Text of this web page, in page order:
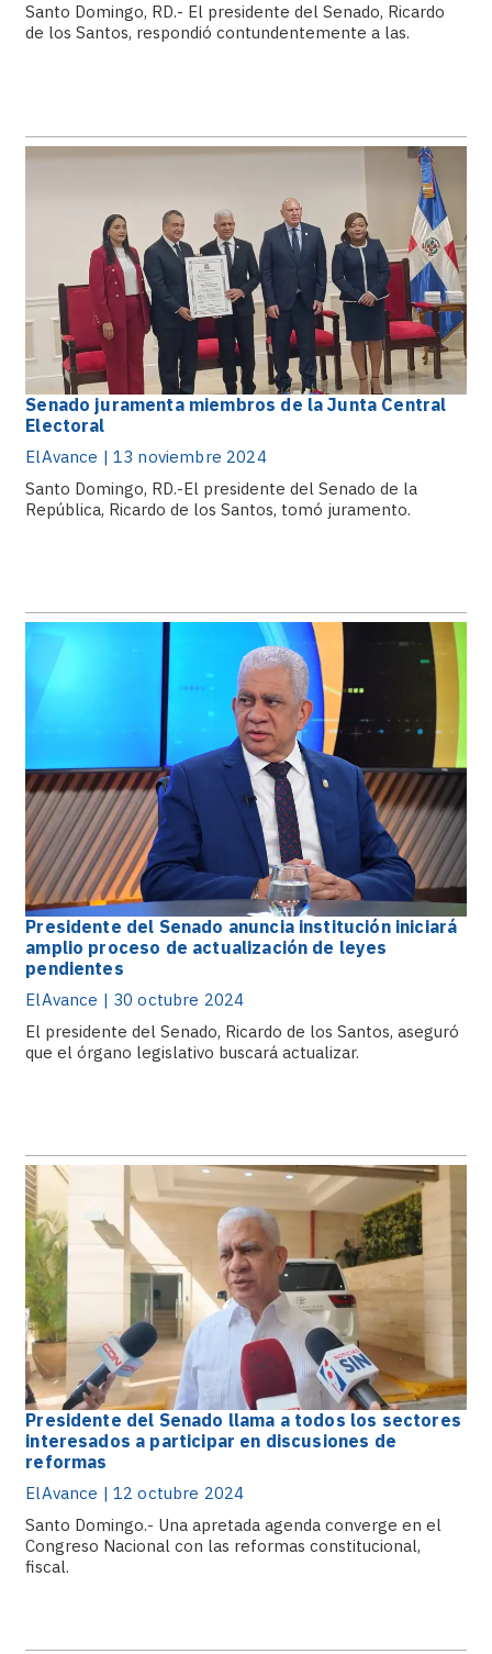
Santo Domingo, RD.- El presidente del Senado, Ricardo
de los Santos, respondió contundentemente a las.
Senado juramenta miembros de la Junta Central
Electoral
ElAvance | 13 noviembre 2024
Santo Domingo, RD.-El presidente del Senado de la
República, Ricardo de los Santos, tomó juramento.
Presidente del Senado anuncia institución iniciará
amplio proceso de actualización de leyes
pendientes
ElAvance | 30 octubre 2024
El presidente del Senado, Ricardo de los Santos, aseguró
que el órgano legislativo buscará actualizar.
Presidente del Senado llama a todos los sectores
interesados a participar en discusiones de
reformas
ElAvance | 12 octubre 2024
Santo Domingo.- Una apretada agenda converge en el
Congreso Nacional con las reformas constitucional,
fiscal.